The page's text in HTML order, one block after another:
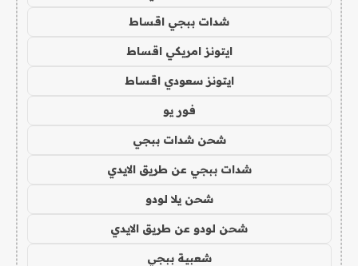
شدات ببجي اقساط
ايتونز امريكي اقساط
ايتونز سعودي اقساط
فور يو
شحن شدات ببجي
شدات ببجي عن طريق الايدي
شحن يلا لودو
شحن لودو عن طريق الايدي
شعبية ببجي